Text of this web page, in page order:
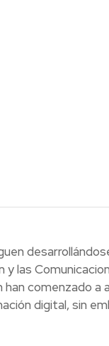
las
comenzado a
digital, sin